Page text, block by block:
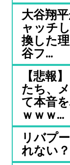
大谷翔
ャッチ
換した
谷フ...
【悲報
たち、
て本音
ｗｗｗ...
リバプ
れない